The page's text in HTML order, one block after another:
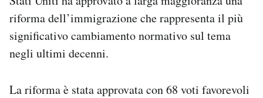
AREA PERSONALE
Area Personale
Notifiche mobile
riforma dell’immigrazione che rappresenta il più
significativo cambiamento normativo sul tema
negli ultimi decenni.
La riforma è stata approvata con 68 voti favorevoli